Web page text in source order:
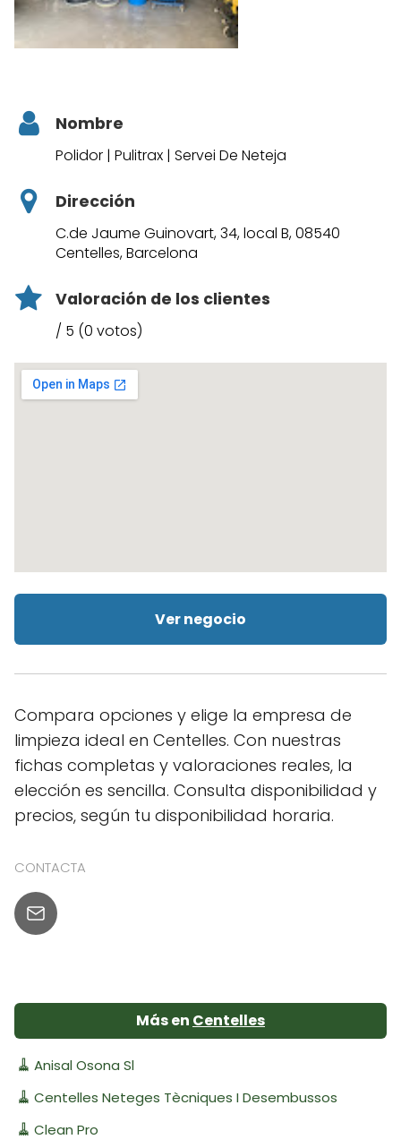
Nombre
Polidor | Pulitrax | Servei De Neteja
Dirección
C.de Jaume Guinovart, 34, local B, 08540
Centelles, Barcelona
Valoración de los clientes
/ 5 (0 votos)
Ver negocio
Compara opciones y elige la empresa de
limpieza ideal en Centelles. Con nuestras
fichas completas y valoraciones reales, la
elección es sencilla. Consulta disponibilidad y
precios, según tu disponibilidad horaria.
CONTACTA
Más en Centelles
🧹 Anisal Osona Sl
🧹 Centelles Neteges Tècniques I Desembussos
🧹 Clean Pro